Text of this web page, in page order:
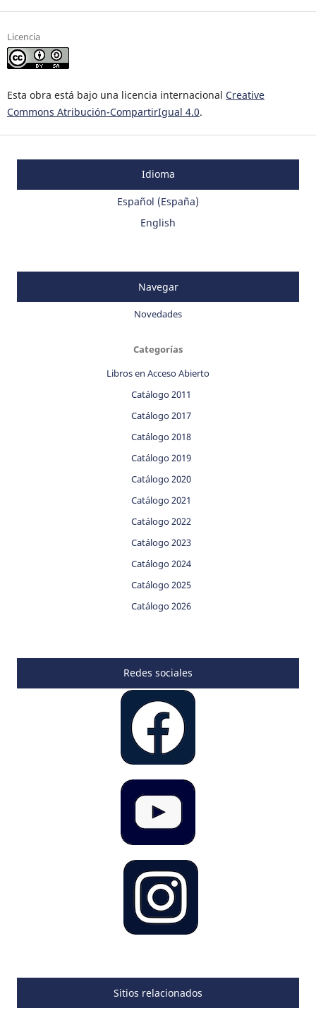
Licencia
Esta obra está bajo una licencia internacional Creative
Commons Atribución-CompartirIgual 4.0.
Idioma
Español (España)
English
Navegar
Novedades
Categorías
Libros en Acceso Abierto
Catálogo 2011
Catálogo 2017
Catálogo 2018
Catálogo 2019
Catálogo 2020
Catálogo 2021
Catálogo 2022
Catálogo 2023
Catálogo 2024
Catálogo 2025
Catálogo 2026
Redes sociales
Sitios relacionados